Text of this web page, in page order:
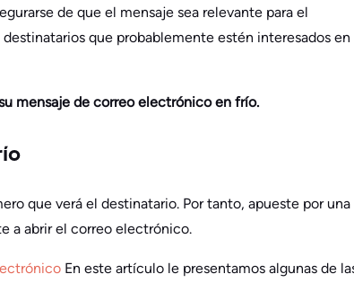
de que el mensaje sea relevante para el
que probablemente estén interesados en
mensaje de correo electrónico en frío.
que verá el destinatario. Por tanto, apueste por una
a abrir el correo electrónico.
En este artículo le presentamos algunas de